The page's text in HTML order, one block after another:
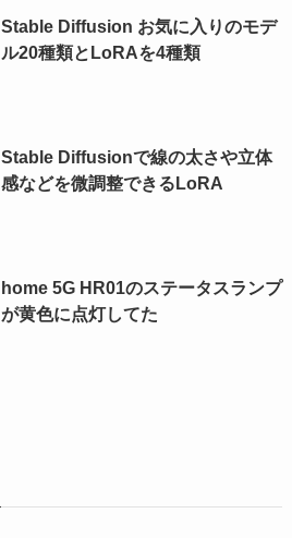
Stable Diffusion お気に入りのモデ
ル20種類とLoRAを4種類
Stable Diffusionで線の太さや立体
感などを微調整できるLoRA
home 5G HR01のステータスランプ
が黄色に点灯してた